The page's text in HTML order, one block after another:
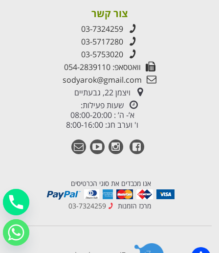
צור קשר
03-7324259
03-5717280
03-5753020
וואטסאפ: 054-2839110
sodyarok@gmail.com
ויצמן 22, גבעתיים
שעות פעילות:
א’- ה’ : 08:00-20:00
ו' וערב חג: 8:00-16:00
אנו מכבדים את סוגי הכרטיסים
מרכז הזמנות 03-7324259